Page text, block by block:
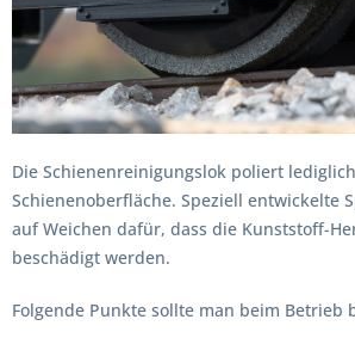
Die Schienenreinigungslok poliert
Schienenoberfläche. Speziell entwickelte
auf Weichen dafür, dass die Kunststoff-
beschädigt werden.
Folgende Punkte sollte man beim Betrieb